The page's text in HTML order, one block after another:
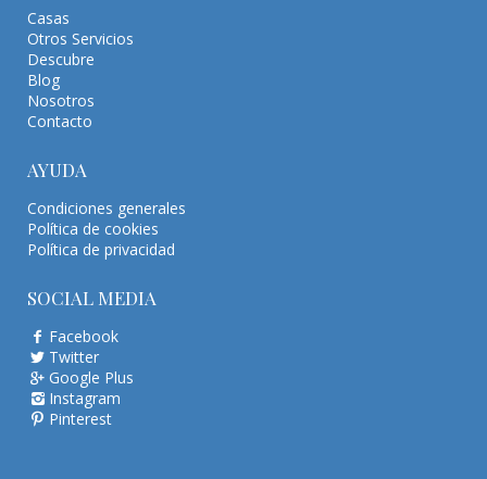
Casas
Otros Servicios
Descubre
Blog
Nosotros
Contacto
AYUDA
Condiciones generales
Política de cookies
Política de privacidad
SOCIAL MEDIA
Facebook
Twitter
Google Plus
Instagram
Pinterest